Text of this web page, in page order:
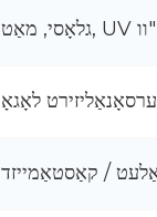
לאָגאָ
/ קאַסטאַמייזד